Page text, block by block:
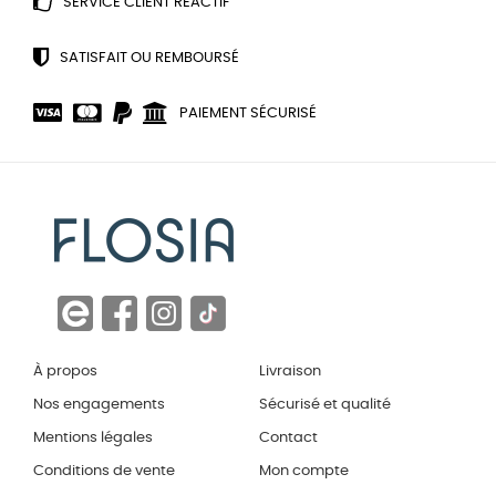
SATISFAIT OU REMBOURSÉ
PAIEMENT SÉCURISÉ
À propos
Nos engagements
Mentions légales
Conditions de vente
Livraison
Sécurisé et qualité
Contact
Mon compte